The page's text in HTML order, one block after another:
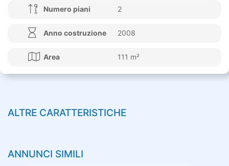
Numero piani 2
Anno costruzione 2008
Area 111 m²
ALTRE CARATTERISTICHE
ANNUNCI SIMILI